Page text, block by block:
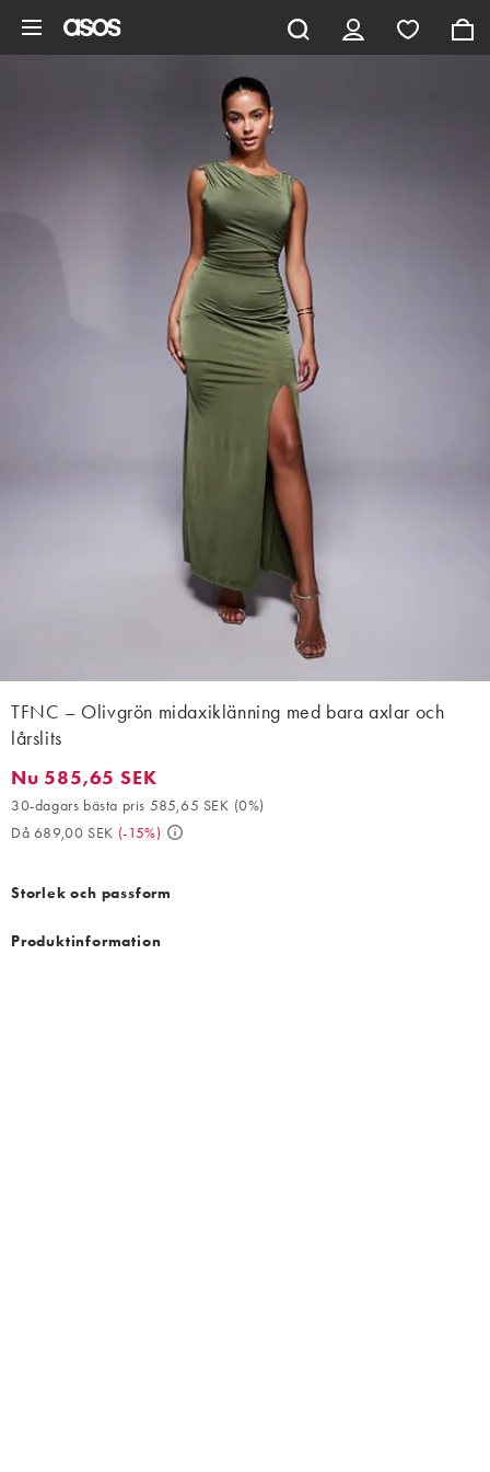
TFNC – Olivgrön midaxiklänning med bara axlar och
lårslits
Nu 585,65 SEK. 30-dagars bästa pris 585,65 SEK (0%). Då
Nu 585,65 SEK
30-dagars bästa pris 585,65 SEK (0%)
Då 689,00 SEK (-15%)
Storlek och passform
Produktinformation